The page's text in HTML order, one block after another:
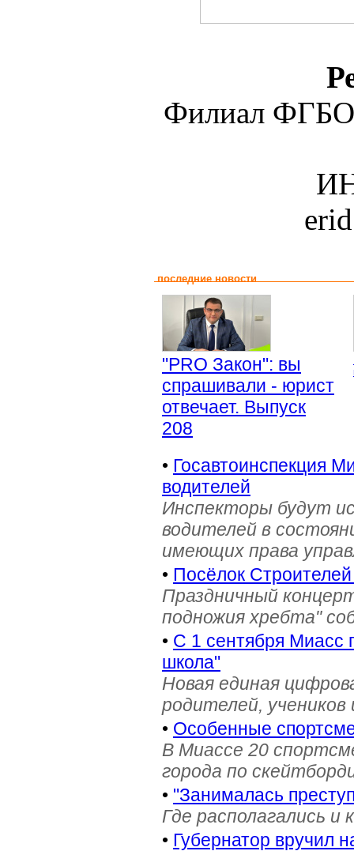
Филиал
последние новости
"PRO Закон": вы
спрашивали - юрист
отвечает. Выпуск
208
• Госавтоинспекция
водителей
Инспекторы будут
водителей в
имеющих права
• Посёлок
Праздничный
подножия хребта"
• С 1 сентября Миасс
школа"
Новая единая
родителей, учеников
• Особенные
В Миассе 20
города по
• "Занималась
Где располагались и
• Губернатор вручил